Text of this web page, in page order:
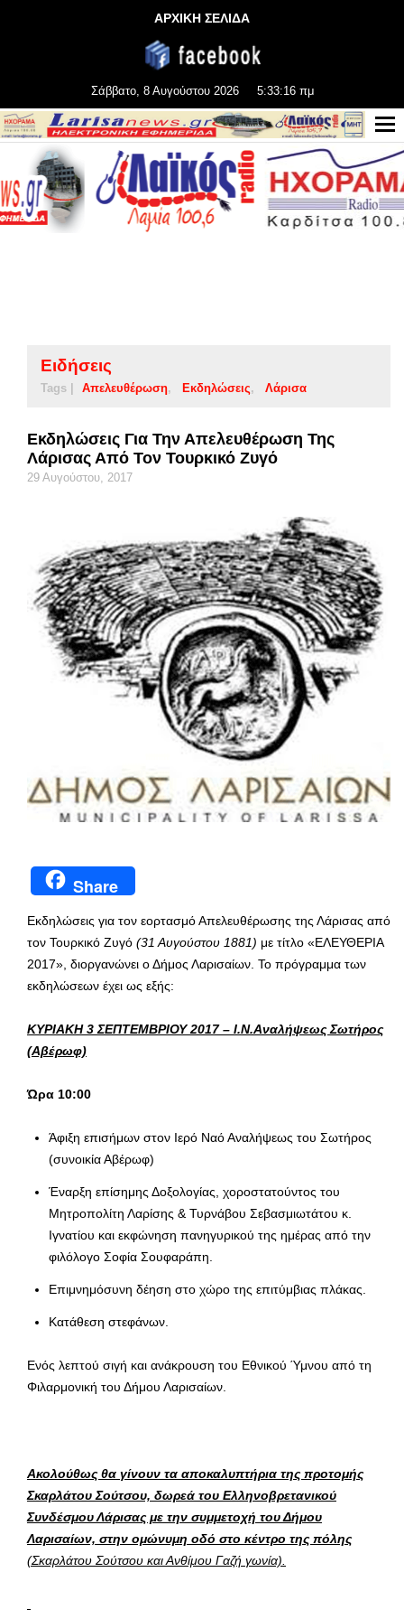
ΑΡΧΙΚΗ ΣΕΛΙΔΑ
Σάββατο, 8 Αυγούστου 2026 5:33:17 πμ
Ειδήσεις
Tags | Απελευθέρωση Εκδηλώσεις Λάρισα
Εκδηλώσεις Για Την Απελευθέρωση Της
Λάρισας Από Τον Τουρκικό Ζυγό
29 Αυγούστου, 2017
Share
Εκδηλώσεις για τον εορτασμό Απελευθέρωσης της Λάρισας από
τον Τουρκικό Ζυγό (31 Αυγούστου 1881) με τίτλο «ΕΛΕΥΘΕΡΙΑ
2017», διοργανώνει ο Δήμος Λαρισαίων. Το πρόγραμμα των
εκδηλώσεων έχει ως εξής:
ΚΥΡΙΑΚΗ 3 ΣΕΠΤΕΜΒΡΙΟΥ 2017 – Ι.Ν.Αναλήψεως Σωτήρος
(Αβέρωφ)
Ώρα 10:00
Άφιξη επισήμων στον Ιερό Ναό Αναλήψεως του Σωτήρος
(συνοικία Αβέρωφ)
Έναρξη επίσημης Δοξολογίας, χοροστατούντος του
Μητροπολίτη Λαρίσης & Τυρνάβου Σεβασμιωτάτου κ.
Ιγνατίου και εκφώνηση πανηγυρικού της ημέρας από την
φιλόλογο Σοφία Σουφαράπη.
Επιμνημόσυνη δέηση στο χώρο της επιτύμβιας πλάκας.
Κατάθεση στεφάνων.
Ενός λεπτού σιγή και ανάκρουση του Εθνικού Ύμνου από τη
Φιλαρμονική του Δήμου Λαρισαίων.
Ακολούθως θα γίνουν τα αποκαλυπτήρια της προτομής
Σκαρλάτου Σούτσου, δωρεά του Ελληνοβρετανικού
Συνδέσμου Λάρισας με την συμμετοχή του Δήμου
Λαρισαίων, στην ομώνυμη οδό στο κέντρο της πόλης
(Σκαρλάτου Σούτσου και Ανθίμου Γαζή γωνία).